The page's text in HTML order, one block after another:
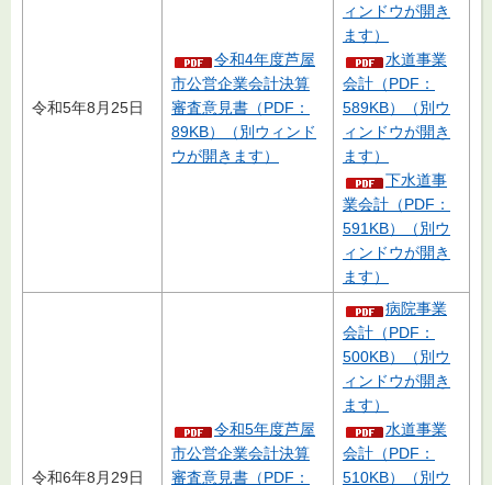
令和5年8月25日
令和4年度芦屋
市公営企業会計決算
審査意見書（PDF：
89KB）（別ウィンド
ウが開きます）
ィンドウが開き
ます）
水道事業
会計（PDF：
589KB）（別ウ
ィンドウが開き
ます）
下水道事
業会計（PDF：
591KB）（別ウ
ィンドウが開き
ます）
令和6年8月29日
令和5年度芦屋
市公営企業会計決算
審査意見書（PDF：
病院事業
会計（PDF：
500KB）（別ウ
ィンドウが開き
ます）
水道事業
会計（PDF：
510KB）（別ウ